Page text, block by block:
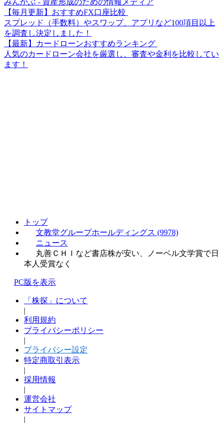
【毎月更新】おすすめFX口座比較
スプレッド（手数料）やスワップ、アプリなど100項目以上
を調査し決定しました！
【最新】カードローンおすすめランキング
人気のカードローン会社を厳選し、審査や金利を比較してい
ます！
トップ
文教堂グループホールディングス (9978)
ニュース
丸善ＣＨＩなど書店株が安い、ノーベル文学賞で日
本人受賞なく
PC版を表示
「株探」について
|
利用規約
プライバシーポリシー
|
プライバシー設定
特定商取引表示
|
採用情報
|
運営会社
サイトマップ
|